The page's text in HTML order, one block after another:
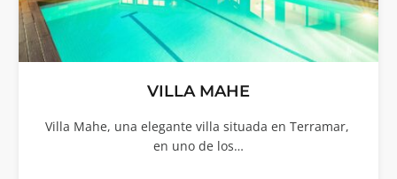
VILLA MAHE
Villa Mahe, una elegante villa situada en Terramar,
en uno de los…